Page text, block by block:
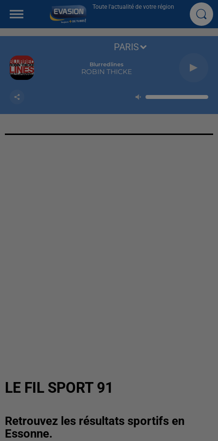
Toute l'actualité de votre région
Blurredlines
ROBIN THICKE
PARIS
LE FIL SPORT 91
Retrouvez les résultats sportifs en
Essonne.